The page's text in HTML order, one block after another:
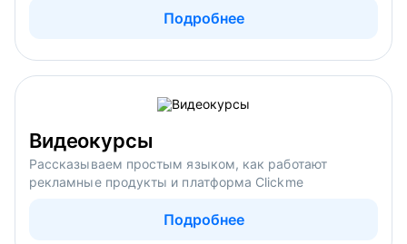
Подробнее
Видеокурсы
Рассказываем простым языком, как работают
рекламные продукты и платформа Clickme
Подробнее